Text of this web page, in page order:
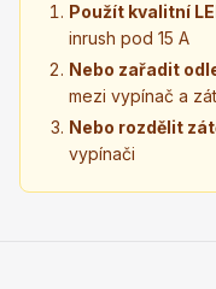
Použít kvalitní
inrush pod 15 A
Nebo zařadit
mezi vypínač a
Nebo rozdělit
vypínači